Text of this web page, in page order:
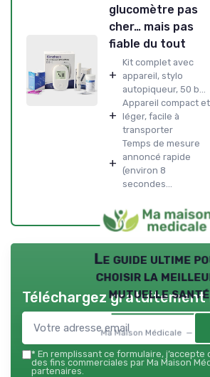
glucomètre pas
cher… mais pas
fiable du tout
+
Kit complet avec
appareil, stylo
autopiqueur, 50 b...
+
Appareil compact et
léger, facile à
transporter
+
Temps de mesure
annoncé rapide
(environ 8
secondes...
Le guide ultime
choisir la
mutuelle santé
Ma Maison Médicale —
Téléchargez gratuitement
* En remplissant ce formulaire, j’accepte
des fins commerciales par Ma Maison
partenaires.